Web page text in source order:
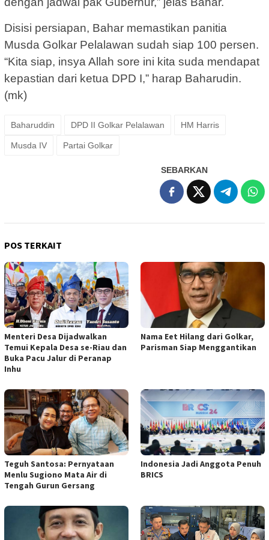
Disisi persiapan, Bahar memastikan panitia
Musda Golkar Pelalawan sudah siap 100 persen.
“Kita siap, insya Allah sore ini kita suda mendapat
kepastian dari ketua DPD I,” harap Baharudin.
(mk)
Baharuddin DPD II Golkar Pelalawan HM Harris
Musda IV Partai Golkar
SEBARKAN
POS TERKAIT
Menteri Desa Dijadwalkan
Temui Kepala Desa se-Riau dan
Buka Pacu Jalur di Peranap
Inhu
Nama Eet Hilang dari Golkar,
Parisman Siap Menggantikan
Teguh Santosa: Pernyataan
Menlu Sugiono Mata Air di
Tengah Gurun Gersang
Indonesia Jadi Anggota Penuh
BRICS